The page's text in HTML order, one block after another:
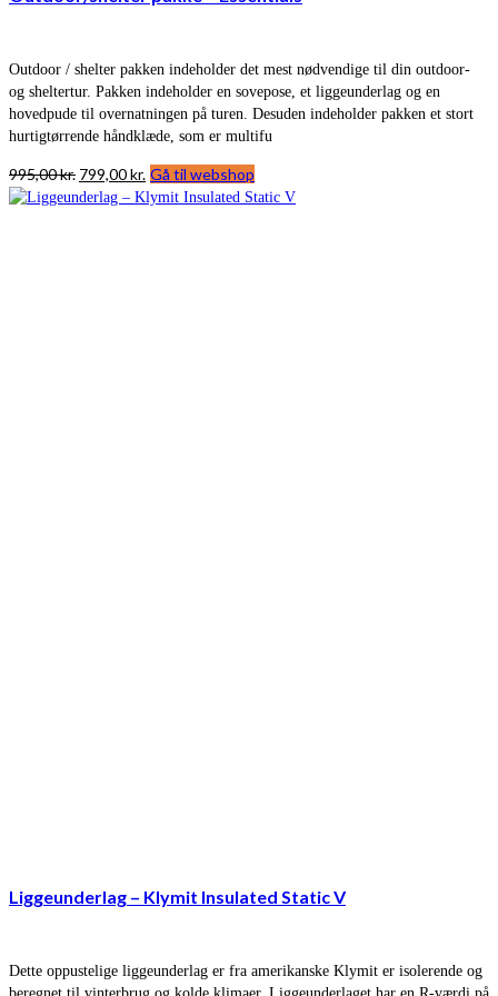
Outdoor / shelter pakken indeholder det mest nødvendige til din outdoor-
og sheltertur. Pakken indeholder en sovepose, et liggeunderlag og en
hovedpude til overnatningen på turen. Desuden indeholder pakken et stort
hurtigtørrende håndklæde, som er multifu
995,00kr. Den
oprindelige
799,00kr. Den
aktuelle
Gå til webshop
Liggeunderlag – Klymit Insulated Static V
Dette oppustelige liggeunderlag er fra amerikanske Klymit er isolerende og